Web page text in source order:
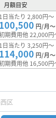
月額目安
1日当たり 2,800円～
100,500 円/月～
期費用他 22,000円
1日当たり 3,250円～
114,000 円/月～
期費用他 16,500円
区